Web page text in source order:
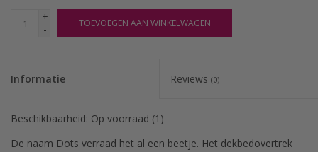
+
-
TOEVOEGEN AAN WINKELWAGEN
Informatie Reviews (0)
Beschikbaarheid: Op voorraad (1)
De naam Dots verraad het al een beetje. Het dekbedovertrek